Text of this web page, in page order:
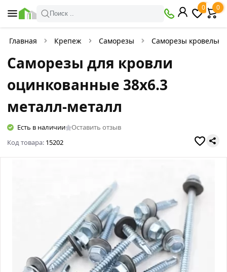
Поиск ..
0 0
Главная Крепеж Саморезы Саморезы
Саморезы для кровли
оцинкованные 38х6.3
металл-металл
Есть в наличии
Оставить отзыв
Код товара: 15202